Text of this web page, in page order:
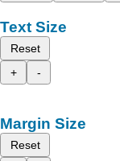
Text Size
Reset
+
-
Margin Size
Reset